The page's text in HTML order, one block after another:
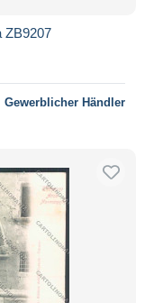
ZB9207
Gewerblicher Händler